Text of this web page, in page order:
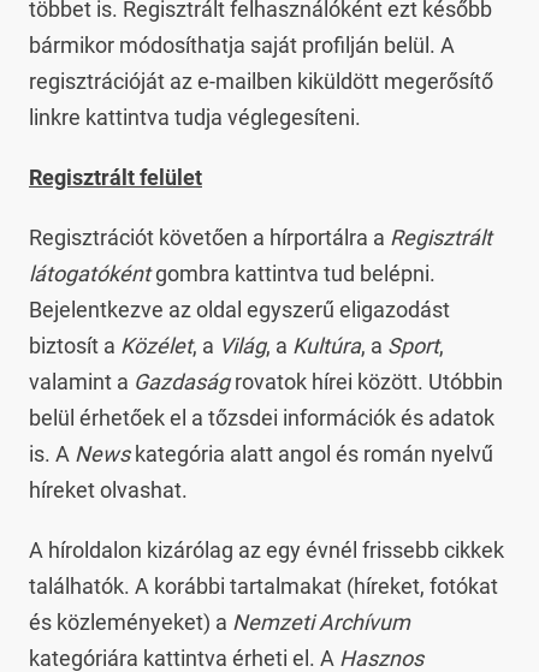
többet is. Regisztrált felhasználóként ezt később
bármikor módosíthatja saját profilján belül. A
regisztrációját az e-mailben kiküldött megerősítő
linkre kattintva tudja véglegesíteni.
Regisztrált felület
Regisztrációt követően a hírportálra a Regisztrált
látogatókéntgombra kattintva tud belépni.
Bejelentkezve az oldal egyszerű eligazodást
biztosít a Közélet, a Világ, a Kultúra, a Sport,
valamint a Gazdaságrovatok hírei között. Utóbbin
belül érhetőek el a tőzsdei információk és adatok
is. A News kategória alatt angol és román nyelvű
híreket olvashat.
A híroldalon kizárólag az egy évnél frissebb cikkek
találhatók. A korábbi tartalmakat (híreket, fotókat
és közleményeket) a Nemzeti Archívum
kategóriára kattintva érheti el. A Hasznos